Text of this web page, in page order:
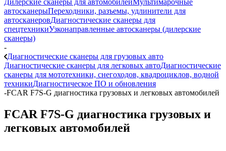
Дилерские сканеры для автомобилейМультимарочные
автосканерыПереходники, разъемы, удлинители для
автосканеровДиагностические сканеры для
спецтехникиУзконаправленные автосканеры (дилерские
сканеры)
-
Диагностические сканеры для грузовых авто
Диагностические сканеры для легковых автоДиагностические
сканеры для мототехники, снегоходов, квадроциклов, водной
техникиДиагностическое ПО и обновления
-FCAR F7S-G диагностика грузовых и легковых автомобилей
FCAR F7S-G диагностика грузовых и
легковых автомобилей